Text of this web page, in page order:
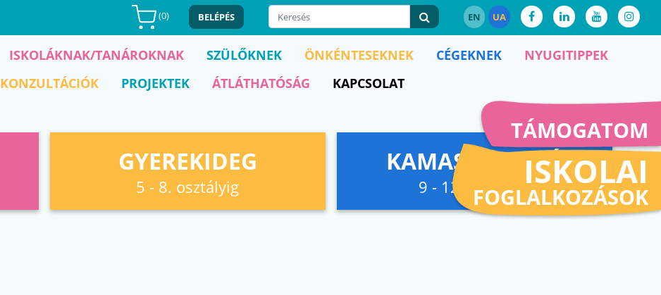
(0) BELÉPÉS EN UA
TÁMOGATOM
ISKOLAI
FOGLALKOZÁSOK
ISKOLÁKNAK/TANÁROKNAK SZÜLŐKNEK ÖNKÉNTESEKNEK CÉGEKNEK
NYUGITIPPEK
KONZULTÁCIÓK PROJEKTEK ÁTLÁTHATÓSÁG KAPCSOLAT
GYEREKIDEG
5 - 8. osztályig
KAMASZFESZKÓ
9 - 12. osztályig